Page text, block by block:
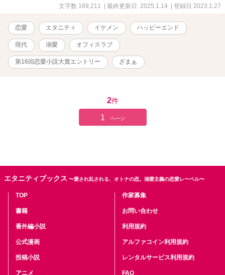
「俺、めちゃくちゃ独占欲強いし、ずっと由奈のこと抱き尽くした
オフィスで、旅行先で、どろどろに愛されてしまう。 仕事中はあん
なに冷静なのに、由奈のことになると少し甘えん坊になってしま
う、紘人とらぶらぶ、元カノの登場でハラハラ。 ざまぁ相手は紘人
の元カノです。
文字数 169,211 | 最終更新日 2025.1.14 | 登録日 2023.1.27
恋愛 エタニティ イケメン ハッピーエンド
現代 溺愛 オフィスラブ
第16回恋愛小説大賞エントリー ざまぁ
2件
1 ページ
エタニティブックス 〜愛され乱される、オトナの恋。溺愛主義の恋愛レーベル〜
TOP
書籍
番外編小説
公式漫画
投稿小説
アニメ
作家募集
お問い合わせ
利用規約
アルファコイン利用規約
レンタルサービス利用規約
FAQ